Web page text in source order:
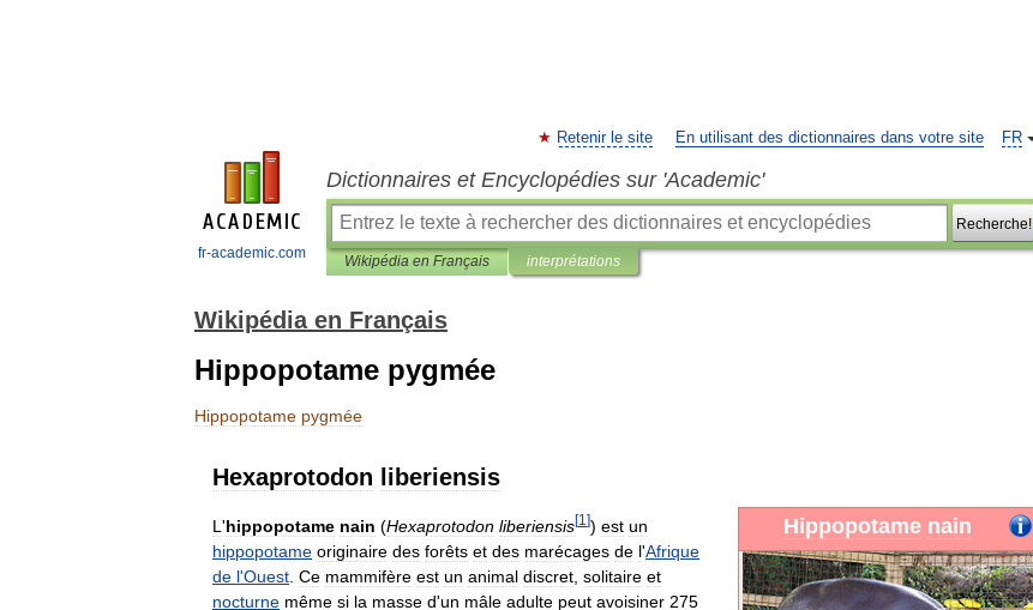
fr-academic.com
FR
Retenir le site En utilisant des dictionnaires dans votre site
Dictionnaires et Encyclopédies sur 'Academic'
Recherche!
Wikipédia en Français interprétations
Wikipédia en Français
Hippopotame pygmée
Hippopotame pygmée
Hexaprotodon liberiensis
Hippopotame nain
L 'hippopotame nain (Hexaprotodon liberiensis[1 ]) est un
hippopotame originaire des forêts et des marécages de l'Afrique
de l'Ouest Ce mammifère est un animal discret solitaire et
nocturne même si la masse d'un mâle adulte peut avoisiner 275